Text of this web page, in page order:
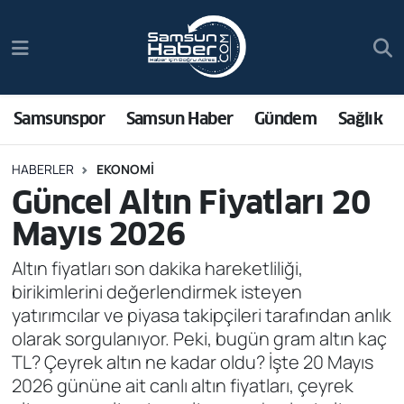
Samsunspor Samsun Haber Gündem Sağlık
HABERLER EKONOMI
Güncel Altın Fiyatları 20
Mayıs 2026
Altın fiyatları son dakika hareketliliği,
birikimlerini değerlendirmek isteyen
yatırımcılar ve piyasa takipçileri tarafından anlık
olarak sorgulanıyor. Peki, bugün gram altın kaç
TL? Çeyrek altın ne kadar oldu? İşte 20 Mayıs
2026 gününe ait canlı altın fiyatları, çeyrek
Samsun Haber
Sağlık
Asayiş
Bilim ve Teknoloji
Bölge
Dünya
Ekonomi
Trafik Durumu
Süper Lig Puan Durumu ve Fikstür
Tüm Manşetler
Son Dakika Haberleri
Haber Arşivi